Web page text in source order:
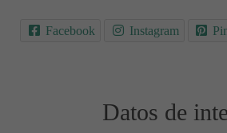
Facebook Instagram
Datos de